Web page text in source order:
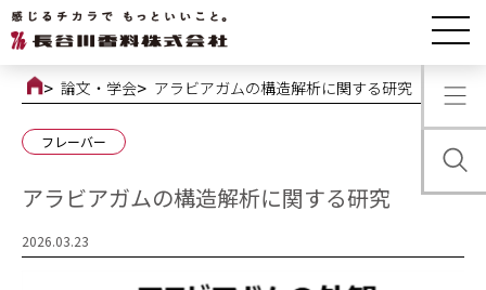
論文・学会 アラビアガムの構造解析に関する研究
フレーバー
アラビアガムの構造解析に関する研究
2026.03.23